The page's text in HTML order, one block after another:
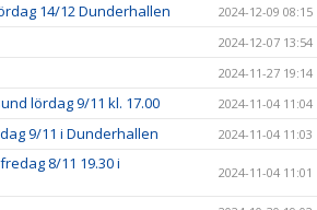
14/12 Dunderhallen 2024-12-09 08:15
2024-12-07 13:54
2024-11-27 19:14
lördag 9/11 kl. 17.00 2024-11-04 11:04
9/11 i Dunderhallen 2024-11-04 11:03
8/11 19.30 i
2024-11-04 11:01